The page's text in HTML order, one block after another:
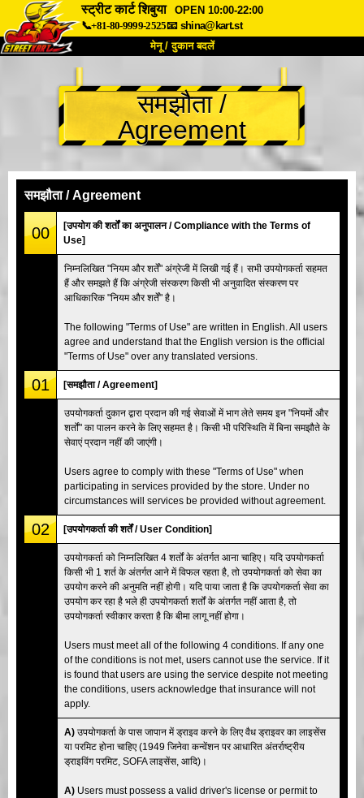
स्ट्रीट कार्ट शिबुया
OPEN 10:00-22:00
📞+81-80-9999-2525📧 shina@kart.st
मेनू / दुकान बदलें
हमारे बारे में विशेषताएँ कीमत
पहुंच वॉयस FAQ
टोक्यो शिनागावा #1
टोक्यो अकीहबारा#2
टोक्यो शिबुया एनेक्स टोक्यो बे
टोक्यो असाकुसा
ओकिनावा
समझौता /
Agreement
समझौता / Agreement
00
[उपयोग की शर्तों का अनुपालन / Compliance with the Terms of
Use]
निम्नलिखित "नियम और शर्तें" अंग्रेजी में लिखी गई हैं। सभी उपयोगकर्ता सहमत
हैं और समझते हैं कि अंग्रेजी संस्करण किसी भी अनुवादित संस्करण पर
आधिकारिक "नियम और शर्तें" है।
The following "Terms of Use" are written in English. All users
agree and understand that the English version is the official
"Terms of Use" over any translated versions.
01 [समझौता / Agreement]
उपयोगकर्ता दुकान द्वारा प्रदान की गई सेवाओं में भाग लेते समय इन "नियमों और
शर्तों" का पालन करने के लिए सहमत है। किसी भी परिस्थिति में बिना समझौते के
सेवाएं प्रदान नहीं की जाएंगी।
Users agree to comply with these "Terms of Use" when
participating in services provided by the store. Under no
circumstances will services be provided without agreement.
02 [उपयोगकर्ता की शर्तें / User Condition]
उपयोगकर्ता को निम्नलिखित 4 शर्तों के अंतर्गत आना चाहिए। यदि उपयोगकर्ता
किसी भी 1 शर्त के अंतर्गत आने में विफल रहता है, तो उपयोगकर्ता को सेवा का
उपयोग करने की अनुमति नहीं होगी। यदि पाया जाता है कि उपयोगकर्ता सेवा का
उपयोग कर रहा है भले ही उपयोगकर्ता शर्तों के अंतर्गत नहीं आता है, तो
उपयोगकर्ता स्वीकार करता है कि बीमा लागू नहीं होगा।
Users must meet all of the following 4 conditions. If any one
of the conditions is not met, users cannot use the service. If it
is found that users are using the service despite not meeting
the conditions, users acknowledge that insurance will not
apply.
A) उपयोगकर्ता के पास जापान में ड्राइव करने के लिए वैध ड्राइवर का लाइसेंस
या परमिट होना चाहिए (1949 जिनेवा कन्वेंशन पर आधारित अंतर्राष्ट्रीय
ड्राइविंग परमिट, SOFA लाइसेंस, आदि)।
A) Users must possess a valid driver's license or permit to